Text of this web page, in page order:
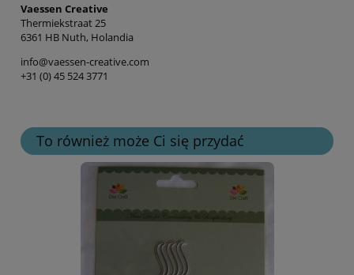
Vaessen Creative
Thermiekstraat 25
6361 HB Nuth, Holandia
info@vaessen-creative.com
+31 (0) 45 524 3771
To również może Ci się przydać